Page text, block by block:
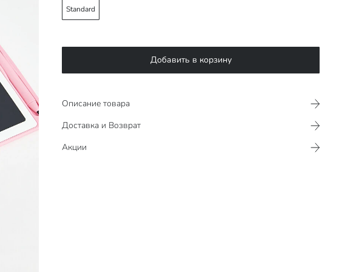
Standard
Добавить в корзину
Описание товара
Доставка и Возврат
Акции